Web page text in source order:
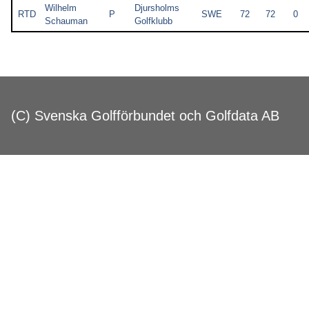
RTD
Wilhelm
Schauman
P
Djursholms
Golfklubb
SWE 72 72 0
(C) Svenska Golfförbundet och Golfdata AB